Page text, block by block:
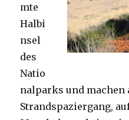
mte
Halbi
nsel
des
Natio
nalparks und machen
Strandspaziergang,